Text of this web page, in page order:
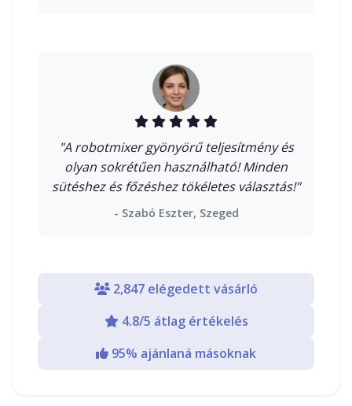
"A robotmixer gyönyörű teljesítmény és
olyan sokrétűen használható! Minden
sütéshez és főzéshez tökéletes választás!"
- Szabó Eszter, Szeged
2,847 elégedett vásárló
4.8/5 átlag értékelés
95% ajánlaná másoknak